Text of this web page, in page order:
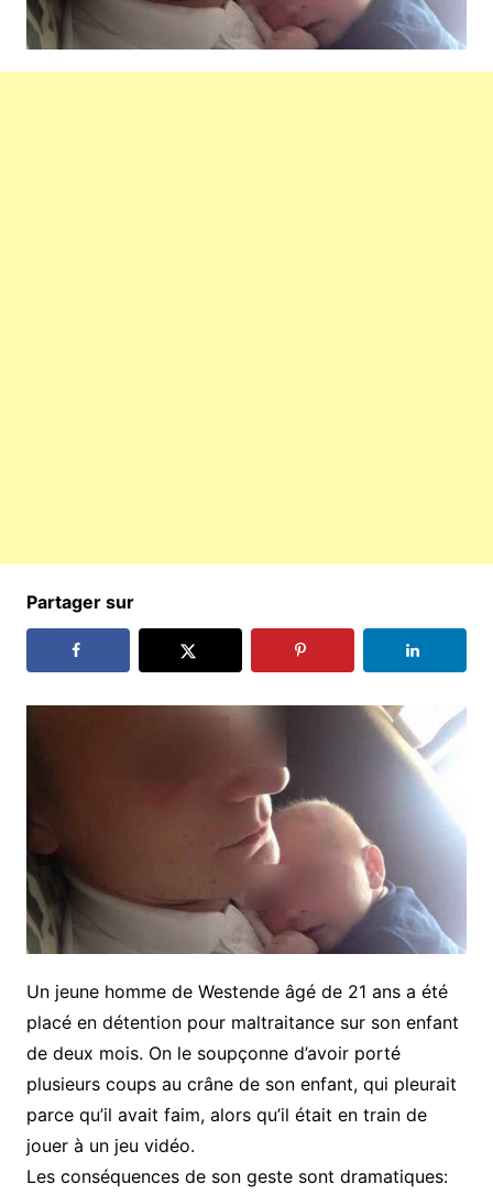
Partager sur
Un jeune homme de Westende âgé de 21 ans a été
placé en détention pour maltraitance sur son enfant
de deux mois. On le soupçonne d’avoir porté
plusieurs coups au crâne de son enfant, qui pleurait
parce qu’il avait faim, alors qu’il était en train de
jouer à un jeu vidéo.
Les conséquences de son geste sont dramatiques: